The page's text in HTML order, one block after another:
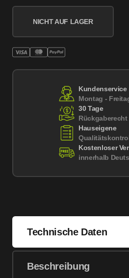
NICHT AUF LAGER
Kundenservice
Montag -
30 Tage
Rückgaberecht
Hauseigene
Kostenloser
innerhalb
Technische Daten
Beschreibung